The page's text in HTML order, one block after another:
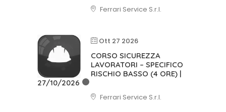
Ferrari Service S.r.l.
Ott 27 2026
CORSO SICUREZZA
LAVORATORI – SPECIFICO
RISCHIO BASSO (4 ORE) |
27/10/2026
Ferrari Service S.r.l.